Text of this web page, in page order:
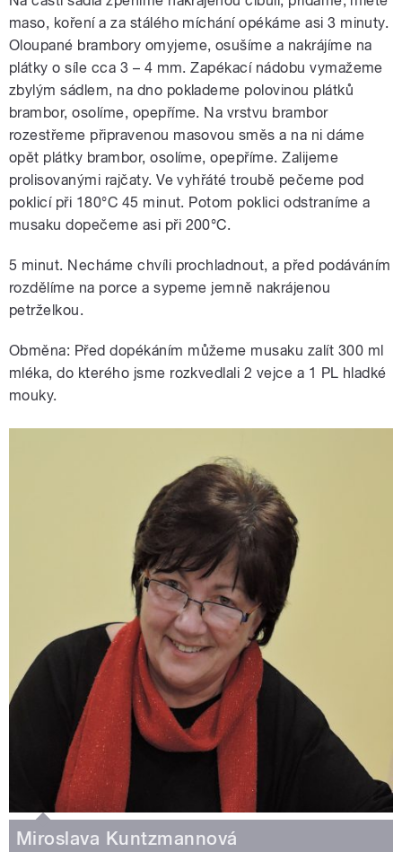
maso, koření a za stálého míchání opékáme asi 3 minuty.
Oloupané brambory omyjeme, osušíme a nakrájíme na
plátky o síle cca 3 – 4 mm. Zapékací nádobu vymažeme
zbylým sádlem, na dno poklademe polovinou plátků
brambor, osolíme, opepříme. Na vrstvu brambor
rozestřeme připravenou masovou směs a na ni dáme
opět plátky brambor, osolíme, opepříme. Zalijeme
prolisovanými rajčaty. Ve vyhřáté troubě pečeme pod
poklicí při 180°C 45 minut. Potom poklici odstraníme a
musaku dopečeme asi při 200°C.
5 minut. Necháme chvíli prochladnout, a před podáváním
rozdělíme na porce a sypeme jemně nakrájenou
petrželkou.
Obměna: Před dopékáním můžeme musaku zalít 300 ml
mléka, do kterého jsme rozkvedlali 2 vejce a 1 PL hladké
mouky.
Miroslava Kuntzmannová